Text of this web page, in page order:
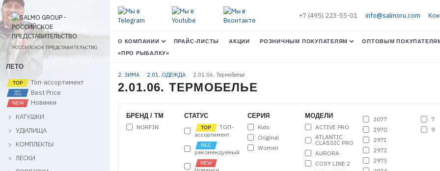
РОССИЙСКОЕ ПРЕДСТАВИТЕЛЬСТВО
ЛЕТО
Топ-ассортимент
Best Price
Новинки
КАТУШКИ
УДИЛИЩА
КОМПЛЕКТЫ
ЛЕСКИ
+7 (495) 223-55-01 info@salmoru.com
О КОМПАНИИ ПРАЙС-ЛИСТЫ АКЦИИ РОЗНИЧНЫМ ПОКУПАТЕЛЯМ ОПТОВЫМ
«ПРО РЫБАЛКУ»
2. ЗИМА 2.01. ОДЕЖДА 2.01.06. Термобелье
2.01.06. ТЕРМОБЕЛЬЕ
БРЕНД / ТМ
NORFIN
СТАТУС
ТОП-
ассортимент
рекомендуемый
СЕРИЯ
Kids
Original
Women
МОДЕЛИ
ACTIVE PRO
ATLANTIC
CLASSIC PRO
AURORA
COSY LINE 2
2077
2970
2971
2972
2973
7
9